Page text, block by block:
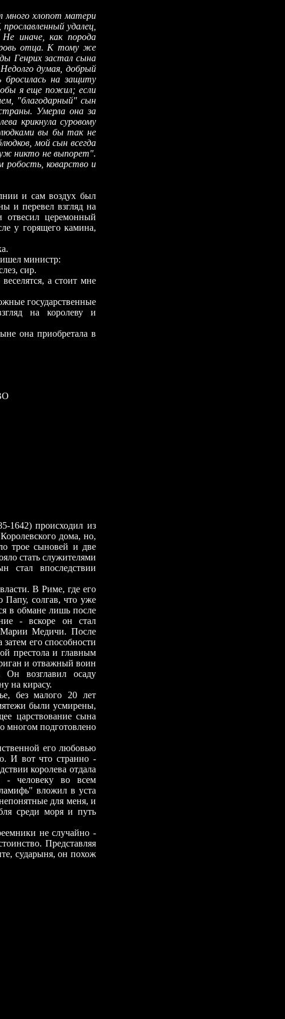
много хлопот матери
удалец,
иначе, как порода
отца. К тому же
Генрих застал сына
думая, добрый
на защиту
я еще пожил; если
"благодарный" сын
Умерла она за
крикнула суровому
вы бы так не
мой сын всегда
никто не выпорет".
робость, коварство и
и сам воздух был
и перевел взгляд на
отвесил церемонный
у горящего камина,
министр:
сир.
а стоит мне
государственные
на королеву и
она приобретала в
1642) происходил из
дома, но,
трое сыновей и две
стать служителями
стал впоследствии
В Риме, где его
Папу, солгав, что уже
в обмане лишь после
- вскоре он стал
Марии Медичи. После
его способности
престола и главным
и отважный воин
Он возглавил осаду
на кирасу.
без малого 20 лет
были усмирены,
царствование сына
многом подготовлено
его любовью
И вот что странно -
королева отдала
- человеку во всем
вложил в уста
для меня, и
среди моря и путь
не случайно -
Представляя
сударыня, он похож